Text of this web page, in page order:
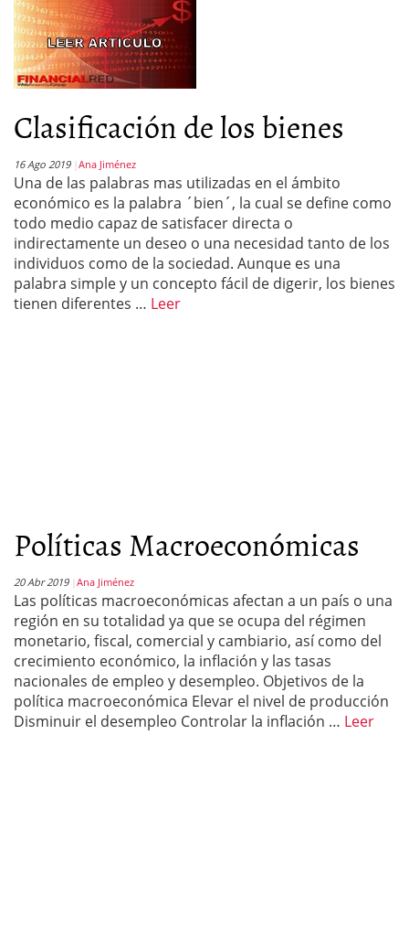
Clasificación de los bienes
16 Ago 2019 Ana Jiménez
Una de las palabras mas utilizadas en el ámbito
económico es la palabra ´bien´, la cual se define como
todo medio capaz de satisfacer directa o
indirectamente un deseo o una necesidad tanto de los
individuos como de la sociedad. Aunque es una
palabra simple y un concepto fácil de digerir, los bienes
tienen diferentes … Leer
Políticas Macroeconómicas
20 Abr 2019 Ana Jiménez
Las políticas macroeconómicas afectan a un país o una
región en su totalidad ya que se ocupa del régimen
monetario, fiscal, comercial y cambiario, así como del
crecimiento económico, la inflación y las tasas
nacionales de empleo y desempleo. Objetivos de la
política macroeconómica Elevar el nivel de producción
Disminuir el desempleo Controlar la inflación … Leer